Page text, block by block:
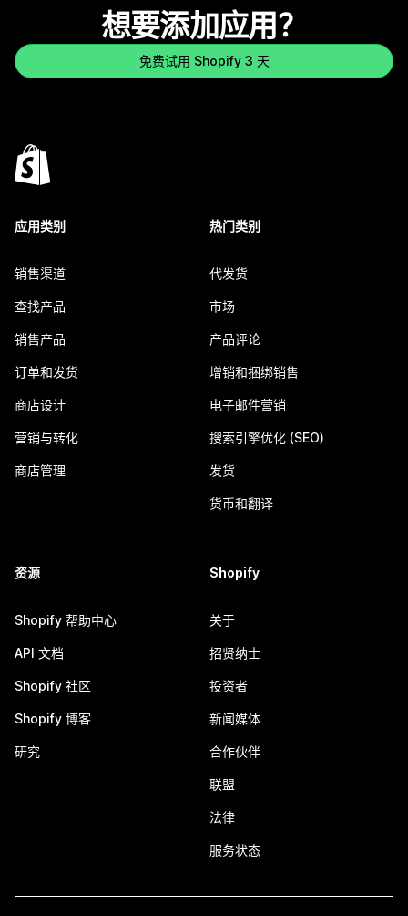
想要添加应用？
免费试用 Shopify 3 天
应用类别
销售渠道
查找产品
销售产品
订单和发货
商店设计
营销与转化
商店管理
热门类别
代发货
市场
产品评论
增销和捆绑销售
电子邮件营销
搜索引擎优化 (SEO)
发货
货币和翻译
资源
Shopify 帮助中心
API 文档
Shopify 社区
Shopify 博客
研究
Shopify
关于
招贤纳士
投资者
新闻媒体
合作伙伴
联盟
法律
服务状态